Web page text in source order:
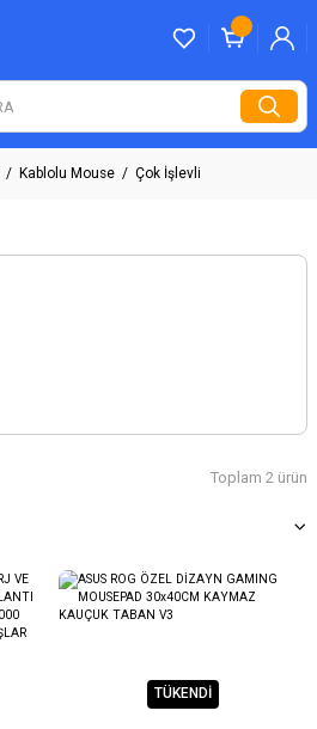
Kablolu Mouse Çok İşlevli
Toplam 2 ürün
TÜKENDİ